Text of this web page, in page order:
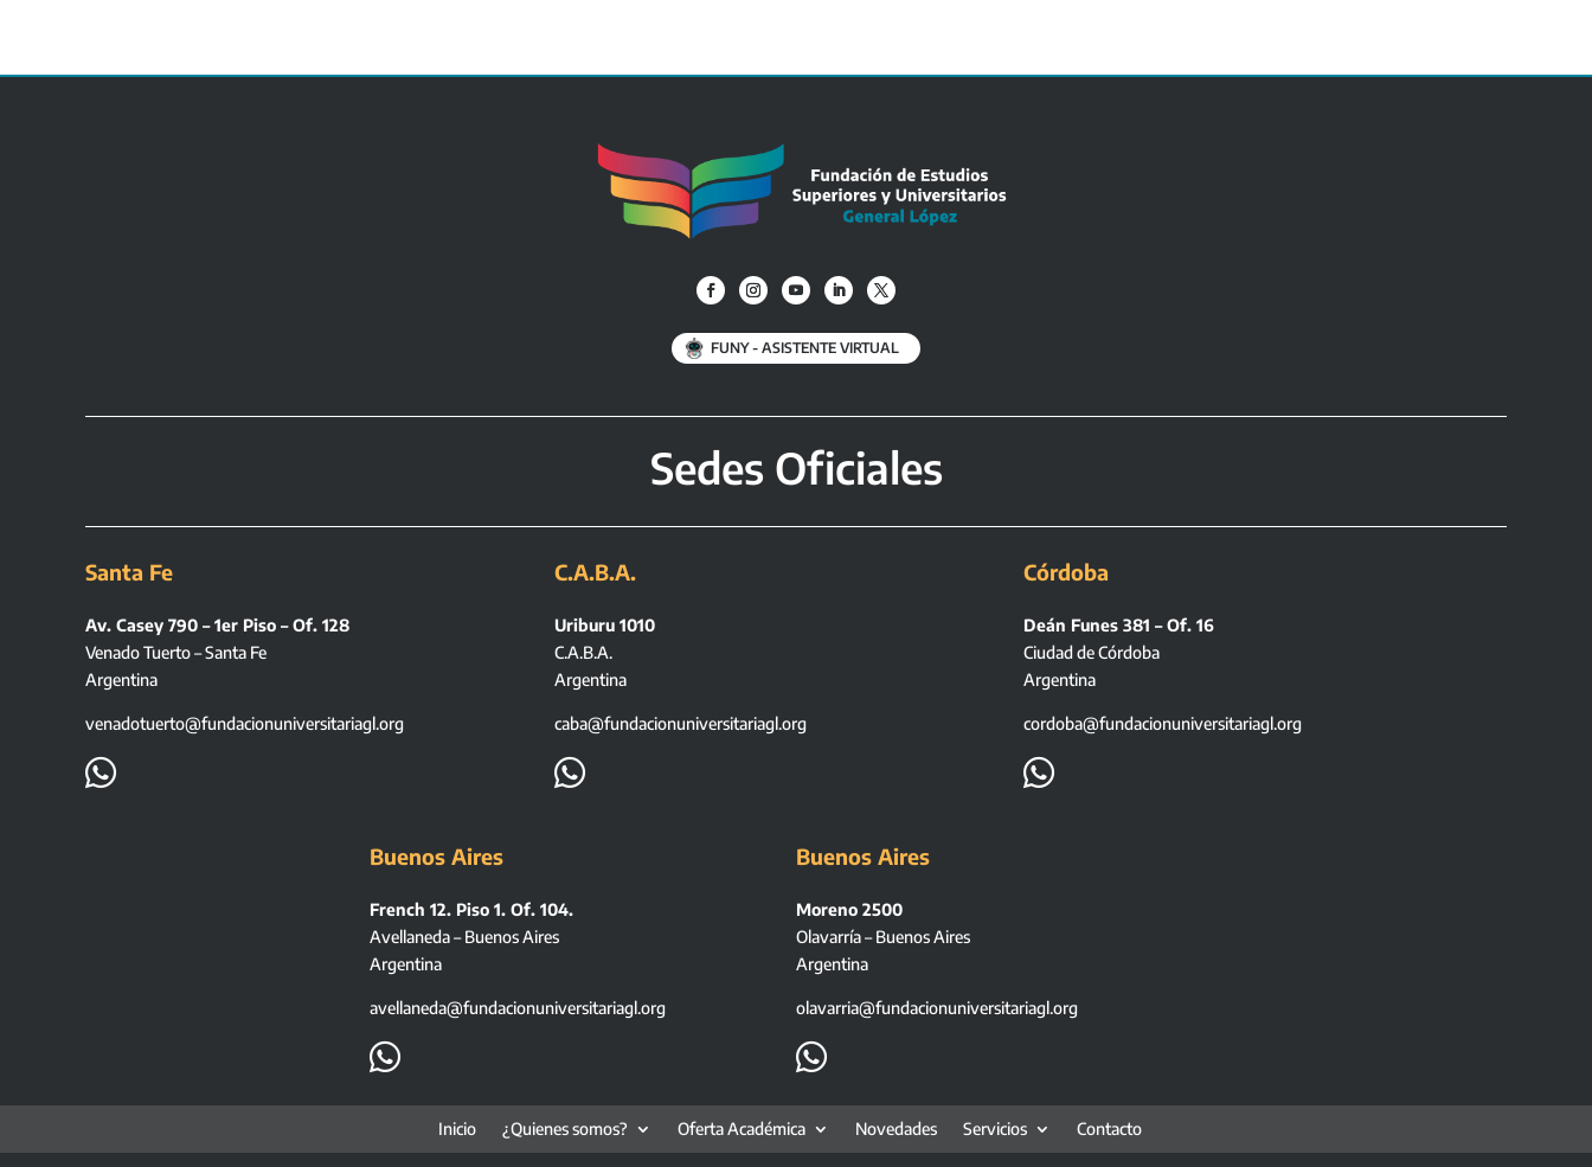
FUNY - ASISTENTE VIRTUAL
Sedes Oficiales
Santa Fe
Av. Casey 790 – 1er Piso – Of. 128
Venado Tuerto – Santa Fe
Argentina
venadotuerto@fundacionuniversitariagl.org

C.A.B.A.
Uriburu 1010
C.A.B.A.
Argentina
caba@fundacionuniversitariagl.org

Córdoba
Deán Funes 381 – Of. 16
Ciudad de Córdoba
Argentina
cordoba@fundacionuniversitariagl.org

Buenos Aires
French 12. Piso 1. Of. 104.
Avellaneda – Buenos Aires
Argentina
avellaneda@fundacionuniversitariagl.org

Buenos Aires
Moreno 2500
Olavarría – Buenos Aires
Argentina
olavarria@fundacionuniversitariagl.org

Inicio ¿Quienes somos? Oferta Académica Novedades Servicios Contacto